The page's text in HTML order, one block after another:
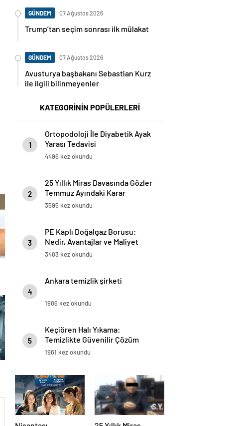
GÜNDEM 07 Ağustos 2026
Trump’tan seçim sonrası ilk mülakat
GÜNDEM 07 Ağustos 2026
Avusturya başbakanı Sebastian Kurz
ile ilgili bilinmeyenler
KATEGORİNİN POPÜLERLERİ
1
Ortopodoloji İle Diyabetik Ayak
Yarası Tedavisi
4496 kez okundu
2
25 Yıllık Miras Davasında Gözler
Temmuz Ayındaki Karar
Duruşmasına Çevrildi
3595 kez okundu
3
PE Kaplı Doğalgaz Borusu:
Nedir, Avantajlar ve Maliyet
Değerlendirmesi
3483 kez okundu
4
Ankara temizlik şirketi
1986 kez okundu
5
Keçiören Halı Yıkama:
Temizlikte Güvenilir Çözüm
1961 kez okundu